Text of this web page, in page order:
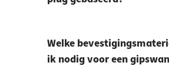
Welke
ik nodig voor een